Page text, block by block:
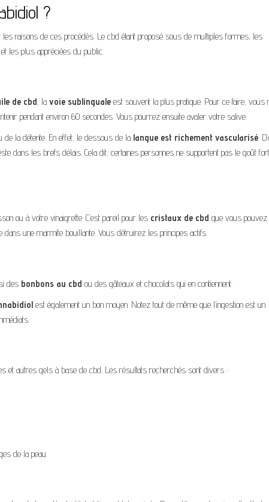
?
les raisons de ces procédés. Le cbd étant proposé sous de multiples formes, les
les plus appréciées du public.
de cbd , la voie sublinguale est souvent la plus pratique. Pour ce faire, vous
pendant environ 60 secondes. Vous pourrez ensuite avaler votre salive.
la détente. En effet, le dessous de la langue est richement vascularisé .
dans les brefs délais. Cela dit, certaines personnes ne supportent pas le goût
ou à votre vinaigrette. C’est pareil pour les cristaux de cbd que vous pouvez
une marmite bouillante. Vous détruirez les principes actifs.
des bonbons au cbd ou des gâteaux et chocolats qui en contiennent.
est également un bon moyen. Notez tout de même que l’ingestion est un
et autres gels à base de cbd. Les résultats recherchés sont divers :
de la peau.